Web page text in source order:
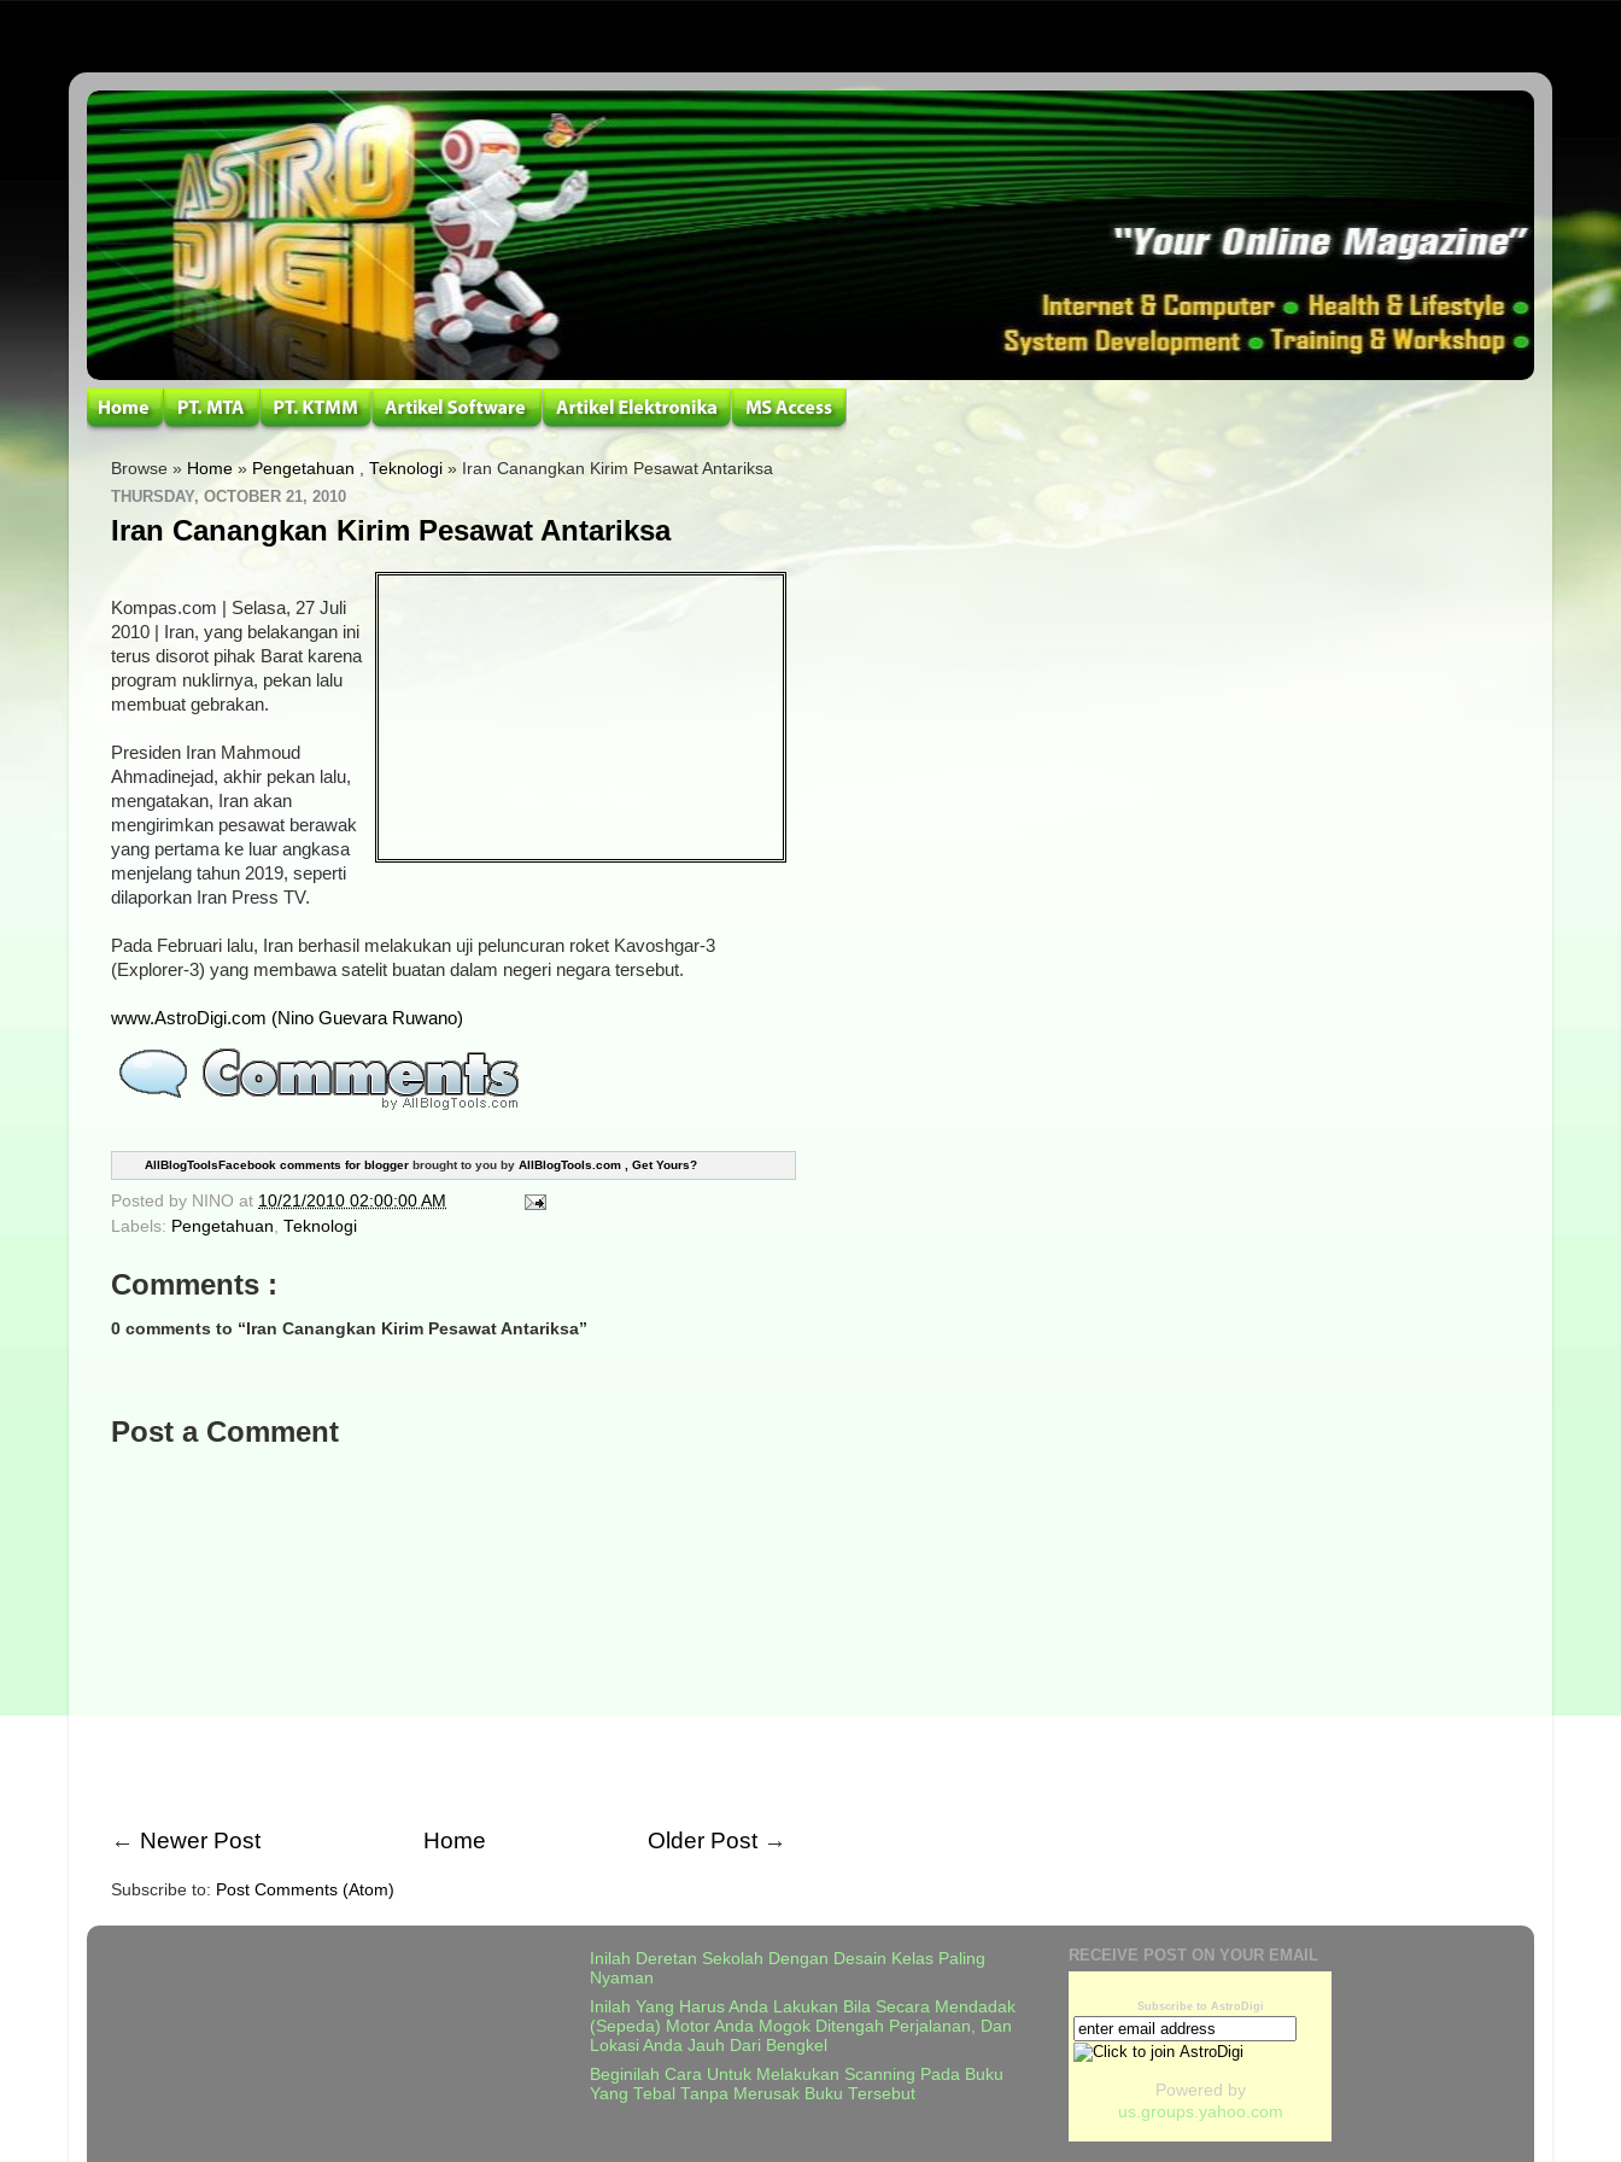
Browse » Home » Pengetahuan Teknologi » Iran Canangkan Kirim Pesawat Antariksa
THURSDAY, OCTOBER 21, 2010
Iran Canangkan Kirim Pesawat Antariksa
Kompas.com | Selasa, 27 Juli
2010 | Iran, yang belakangan ini
terus disorot pihak Barat karena
program nuklirnya, pekan lalu
membuat gebrakan.
Presiden Iran Mahmoud
Ahmadinejad, akhir pekan lalu,
mengatakan, Iran akan
mengirimkan pesawat berawak
yang pertama ke luar angkasa
menjelang tahun 2019, seperti
dilaporkan Iran Press TV.
Pada Februari lalu, Iran berhasil melakukan uji peluncuran roket Kavoshgar-3
(Explorer-3) yang membawa satelit buatan dalam negeri negara tersebut.
www.AstroDigi.com (Nino Guevara Ruwano)
AllBlogToolsFacebook comments for blogger brought to you by AllBlogTools.com , Get Yours?
Posted by NINO at 10/21/2010 02:00:00 AM
Labels: Pengetahuan, Teknologi
Comments :
0 comments to “Iran Canangkan Kirim Pesawat Antariksa”
Post a Comment
← Newer Post Older Post→
Home
Subscribe to: Post Comments (Atom)
Inilah Deretan Sekolah Dengan Desain Kelas Paling
Nyaman
Inilah Yang Harus Anda Lakukan Bila Secara Mendadak
(Sepeda) Motor Anda Mogok Ditengah Perjalanan, Dan
Lokasi Anda Jauh Dari Bengkel
Beginilah Cara Untuk Melakukan Scanning Pada Buku
Yang Tebal Tanpa Merusak Buku Tersebut
RECEIVE POST ON YOUR EMAIL
Subscribe to AstroDigi
Powered by
us.groups.yahoo.com